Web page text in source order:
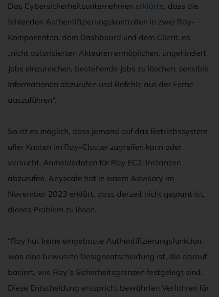
Das Cybersicherheitsunternehmen erklärte, dass die
fehlenden Authentifizierungskontrollen in zwei Ray-
Komponenten, dem Dashboard und dem Client, es
„nicht autorisierten Akteuren ermöglichen, ungehindert
Jobs einzureichen, bestehende Jobs zu löschen, sensible
Informationen abzurufen und Befehle aus der Ferne
auszuführen“.
So ist es möglich, dass jemand auf das Betriebssystem
aller Knoten im Ray-Cluster zugreifen kann oder
versucht, Anmeldedaten für Ray EC2-Instanzen
abzurufen. Anyscale hat in einem Advisory im
November 2023 erklärt, dass derzeit nicht geplant ist,
dieses Problem zu lösen.
“Ray hat keine eingebaute Authentifizierungsfunktion,
was eine bewusste Designentscheidung ist, die darauf
basiert, wie Ray’s Sicherheitsgrenzen festgelegt sind.
Diese Entscheidung entspricht bewährten Verfahren für